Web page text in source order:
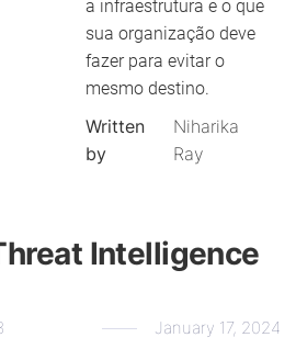
a infraestrutura e o que
sua organização deve
fazer para evitar o
mesmo destino.
Written
by
Niharika
Ray
Intelligence
January 17, 2024